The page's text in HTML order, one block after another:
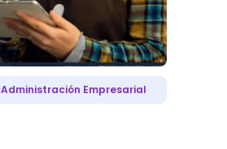
Administración Empresarial